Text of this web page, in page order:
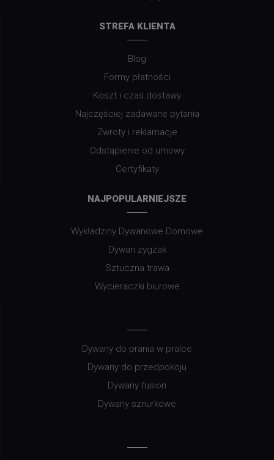
STREFA KLIENTA
Blog
Formy płatności
Koszt i czas dostawy
Najczęściej zadawane pytania
Zwroty i reklamacje
Odstąpienie od umowy
Certyfikaty
NAJPOPULARNIEJSZE
Wykładziny Dywanowe Domowe
Dywan zygzak
Sztuczna trawa
Wycieraczki biurowe
Dywany do prania w pralce
Dywany do przedpokoju
Dywany fusion
Dywany sznurkowe